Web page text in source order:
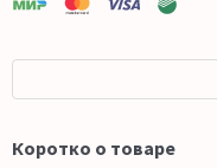
Коротко о товаре